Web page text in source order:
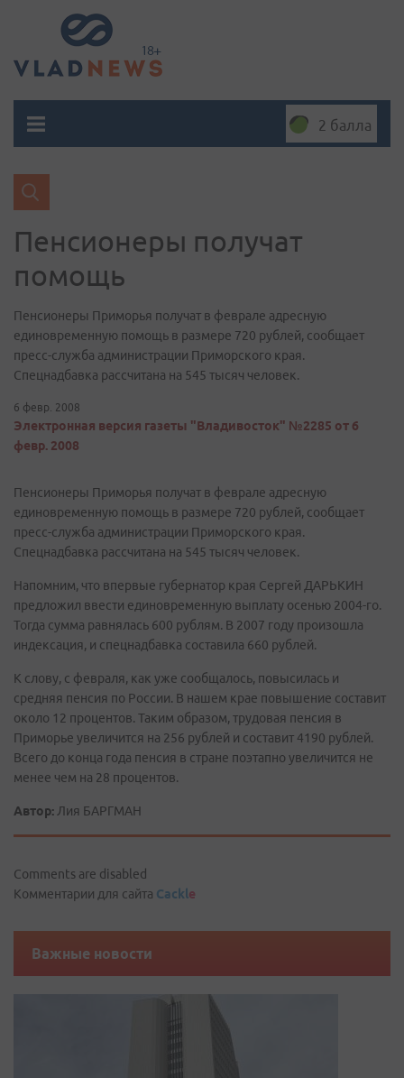
2 балла
Пенсионеры получат
помощь
Пенсионеры Приморья получат в феврале адресную
единовременную помощь в размере 720 рублей, сообщает
пресс-служба администрации Приморского края.
Спецнадбавка рассчитана на 545 тысяч человек.
6 февр. 2008
Электронная версия газеты "Владивосток" №2285 от 6
февр. 2008
Пенсионеры Приморья получат в феврале адресную
единовременную помощь в размере 720 рублей, сообщает
пресс-служба администрации Приморского края.
Спецнадбавка рассчитана на 545 тысяч человек.
Напомним, что впервые губернатор края Сергей ДАРЬКИН
предложил ввести единовременную выплату осенью 2004-го.
Тогда сумма равнялась 600 рублям. В 2007 году произошла
индексация, и спецнадбавка составила 660 рублей.
К слову, с февраля, как уже сообщалось, повысилась и
средняя пенсия по России. В нашем крае повышение составит
около 12 процентов. Таким образом, трудовая пенсия в
Приморье увеличится на 256 рублей и составит 4190 рублей.
Всего до конца года пенсия в стране поэтапно увеличится не
менее чем на 28 процентов.
Автор: Лия БАРГМАН
Comments are disabled
Комментарии для сайта Cackle
Важные новости